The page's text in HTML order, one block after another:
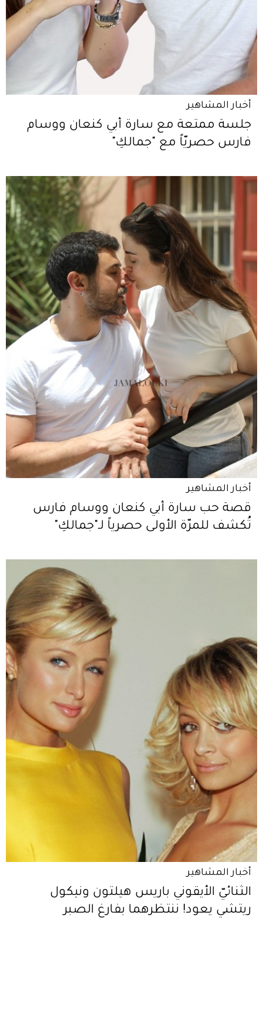
أخبار المشاهير
جلسة ممتعة مع سارة أبي كنعان ووسام
فارس حصريّاً مع "جمالكِ"
أخبار المشاهير
قصة حب سارة أبي كنعان ووسام فارس
تُكشف للمرّة الأولى حصرياً لـ"جمالكِ"
أخبار المشاهير
الثنائيّ الأيقوني باريس هيلتون ونيكول
ريتشي يعود! ننتظرهما بفارغ الصبر